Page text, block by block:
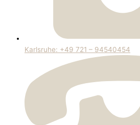
Karlsruhe: +49 721 – 94540454